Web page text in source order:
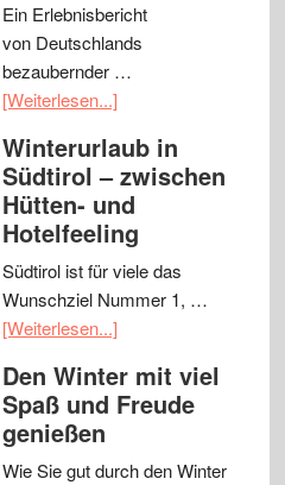
Ein Erlebnisbericht
von Deutschlands
bezaubernder …
[Weiterlesen...]
Winterurlaub in
Südtirol – zwischen
Hütten- und
Hotelfeeling
Südtirol ist für viele das
Wunschziel Nummer 1, …
[Weiterlesen...]
Den Winter mit viel
Spaß und Freude
genießen
Wie Sie gut durch den Winter